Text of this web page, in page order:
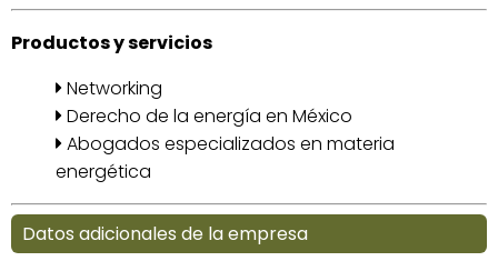
Productos y servicios
Networking
Derecho de la energía en México
Abogados especializados en materia
energética
Datos adicionales de la empresa